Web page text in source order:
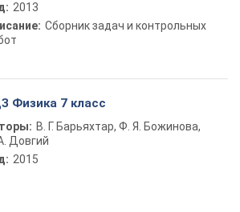
2013
Сборник задач и контрольных
Физика 7 класс
В. Г. Барьяхтар, Ф. Я. Божинова,
Довгий
2015